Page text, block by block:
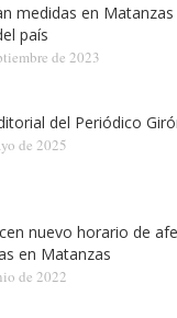
medidas en
país
de 2023
del Periódico
de 2025
nuevo horario de
en Matanzas
de 2022